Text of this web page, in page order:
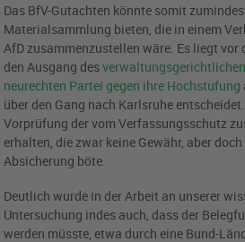
Das BfV-Gutachten könnte somit
Materialsammlung bieten, die in einem
AfD zusammenzustellen wäre. Es liegt vor
den Ausgang des
neurechten Partei gegen ihre Hochstufung
über den Gang nach Karlsruhe
Vorprüfung der vom Verfassungsschutz
erhalten, die zwar keine Gewähr, aber
Absicherung böte.
Deutlich wurde in der Arbeit an unserer
Untersuchung indes auch, dass der
werden müsste, etwa durch eine Bund-